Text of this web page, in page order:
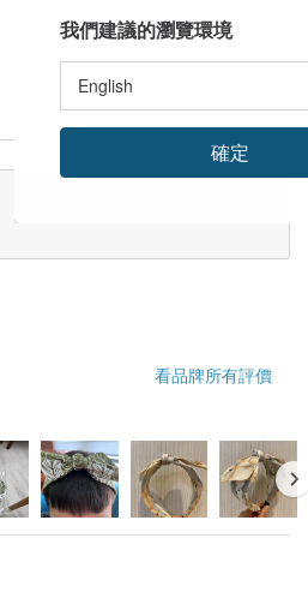
看品牌所有評價
我們建議的瀏覽環境
確定